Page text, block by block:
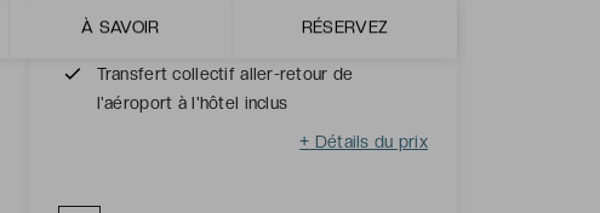
À SAVOIR RÉSERVEZ
Transfert collectif aller-retour de
l'aéroport à l'hôtel inclus
+ Détails du prix